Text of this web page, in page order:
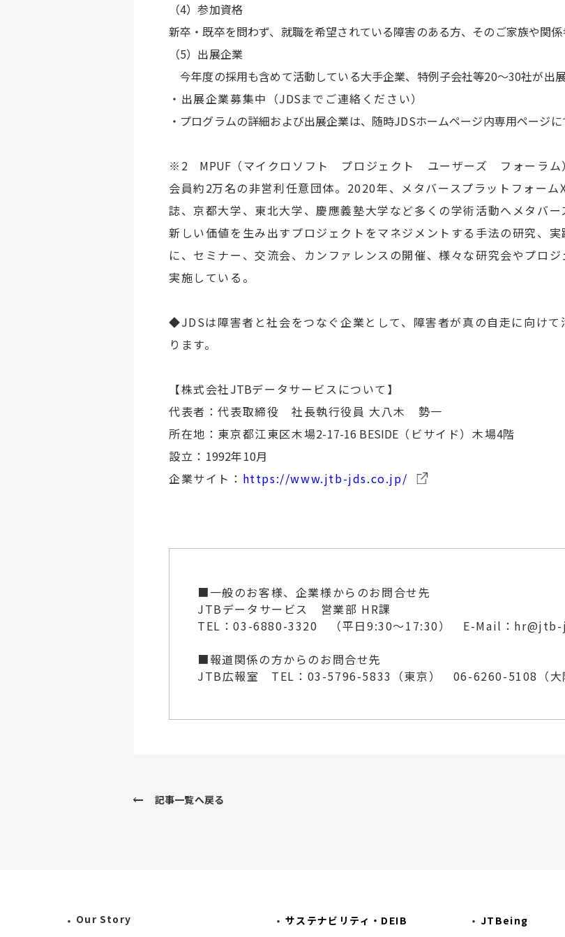
（4）参加資格
新卒・既卒を問わず、就職を希望されている障害のある方、そのご家族や関係
（5）出展企業
今年度の採用も含めて活動している大手企業、特例子会社等20～30社が出
・出展企業募集中（JDSまでご連絡ください）
・プログラムの詳細および出展企業は、随時JDSホームページ内専用ページに
※ 2 MPUF （マイクロソフト プロジェクト ユーザーズ フォーラム）
会員約2万名の非営利任意団体。2020年、メタバースプラットフォーム
誌、京都大学、東北大学、慶應義塾大学など多くの学術活動へメタバー
新しい価値を生み出すプロジェクトをマネジメントする手法の研究、
に、セミナー、交流会、カンファレンスの開催、様々な研究会やプロ
実施している。
◆JDSは障害者と社会をつなぐ企業として、障害者が真の自走に向けて
ります。
【株式会社JTBデータサービスについて】
代表者：代表取締役 社長執行役員 大八木 勢一
所在地：東京都江東区木場2-17-16 BESIDE （ビサイド）木場4階
設立： 1992年10月
企業サイト： https://www.jtb-jds.co.jp/
■一般のお客様、企業様からのお問合せ先
JTBデータサービス 営業部 HR課
TEL：03-6880-3320 （平日9:30～17:30） E-Mail：
■報道関係の方からのお問合せ先
JTB広報室 TEL：03-5796-5833（東京） 06-6260-5108（大
記事一覧へ戻る
Our Story サステナビリティ・DEIB JTBeing